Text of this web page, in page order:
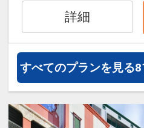
ホテルポイント
≪テルメヴィラちゅ
かい
●天然温泉＆ヒーリ
ーゆ」滞在中何度で
営業時間：お風呂（
があった場合、早期
ません。
※割引適用後のご旅
ーからお進みいただ
「空室照会結果確認
さい。
詳細
すべてのプランを見る